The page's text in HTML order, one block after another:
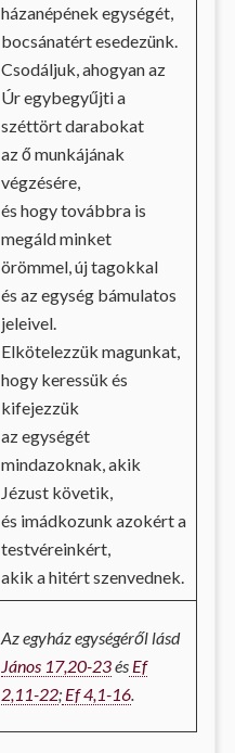
házanépének egységét,
bocsánatért esedezünk.
Csodáljuk, ahogyan az
Úr egybegyűjti a
széttört darabokat
az ő munkájának
végzésére,
és hogy továbbra is
megáld minket
örömmel, új tagokkal
és az egység bámulatos
jeleivel.
Elkötelezzük magunkat,
hogy keressük és
kifejezzük
az egységét
mindazoknak, akik
Jézust követik,
és imádkozunk azokért a
testvéreinkért,
akik a hitért szenvednek.
Az egyház egységéről lásd
János 17,20-23ésEf
2,11-22;Ef 4,1-16.